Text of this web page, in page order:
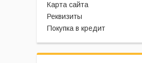
Карта сайта
Реквизиты
Покупка в кредит